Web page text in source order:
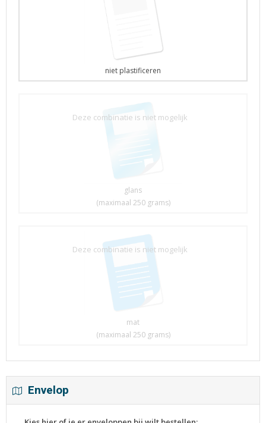
niet plastificeren
glans
(maximaal 250 grams)
Deze combinatie is niet mogelijk
mat
(maximaal 250 grams)
Deze combinatie is niet mogelijk
Envelop